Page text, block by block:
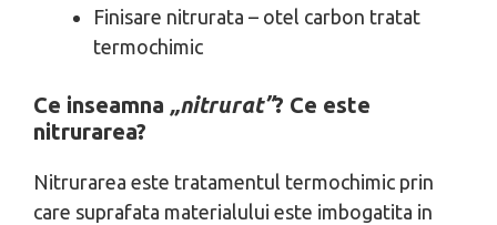
Finisare nitrurata – otel carbon tratat
termochimic
Ce inseamna „nitrurat”? Ce este
nitrurarea?
Nitrurarea este tratamentul termochimic prin
care suprafata materialului este imbogatita in